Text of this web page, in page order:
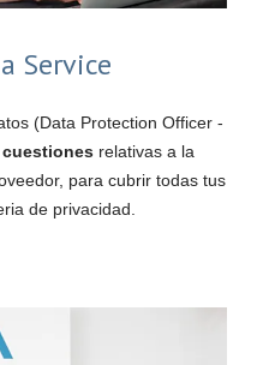
Service
(Data Protection Officer -
relativas a la
para cubrir todas tus
de privacidad.